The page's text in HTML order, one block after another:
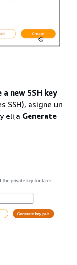
a new SSH key
SSH), asigne un
elija Generate